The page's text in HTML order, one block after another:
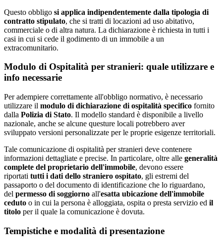
Questo obbligo si applica indipendentemente dalla tipologia di
contratto stipulato, che si tratti di locazioni ad uso abitativo,
commerciale o di altra natura. La dichiarazione è richiesta in tutti i
casi in cui si cede il godimento di un immobile a un
extracomunitario.
Modulo di Ospitalità per stranieri: quale utilizzare e
info necessarie
Per adempiere correttamente all'obbligo normativo, è necessario
utilizzare il modulo di dichiarazione di ospitalità specifico fornito
dalla Polizia di Stato. Il modello standard è disponibile a livello
nazionale, anche se alcune questure locali potrebbero aver
sviluppato versioni personalizzate per le proprie esigenze territoriali.
Tale comunicazione di ospitalità per stranieri deve contenere
informazioni dettagliate e precise. In particolare, oltre alle generalità
complete del proprietario dell'immobile, devono essere
riportati tutti i dati dello straniero ospitato, gli estremi del
passaporto o del documento di identificazione che lo riguardano,
del permesso di soggiorno all'esatta ubicazione dell'immobile
ceduto o in cui la persona è alloggiata, ospita o presta servizio ed il
titolo per il quale la comunicazione è dovuta.
Tempistiche e modalità di presentazione